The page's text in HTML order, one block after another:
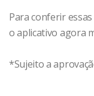
Para conferir
o aplicativo agora
*Sujeito a